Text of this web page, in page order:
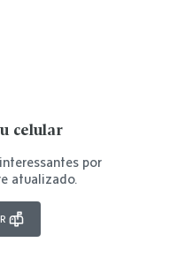
celular
por
atualizado.